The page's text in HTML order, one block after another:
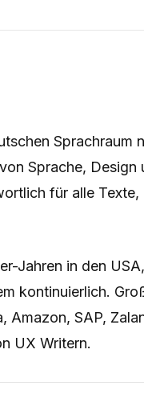
Sprachraum
Sprache, Design
für alle Texte,
Jahren in den
kontinuierlich.
Amazon, SAP,
UX Writern.